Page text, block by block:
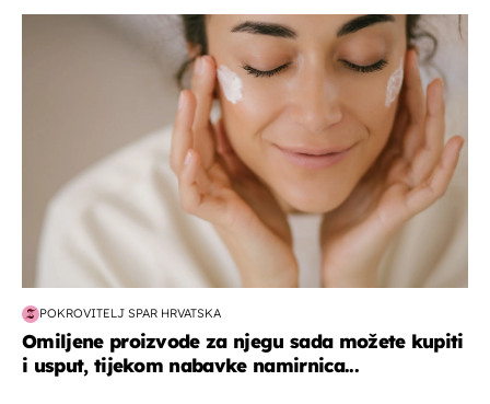
moda & ljepota
POKROVITELJ SPAR HRVATSKA
Omiljene proizvode za njegu sada možete kupiti
i usput, tijekom nabavke namirnica...